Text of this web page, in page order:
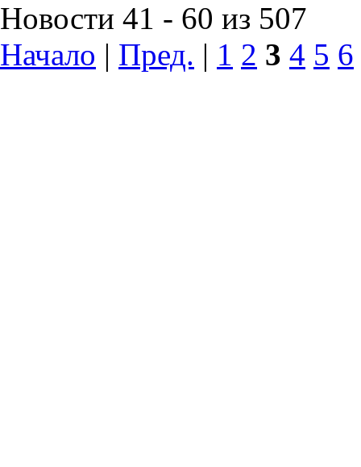
Новости 41 - 60 из 507
Начало | Пред. | 1 2 3 4 5 6